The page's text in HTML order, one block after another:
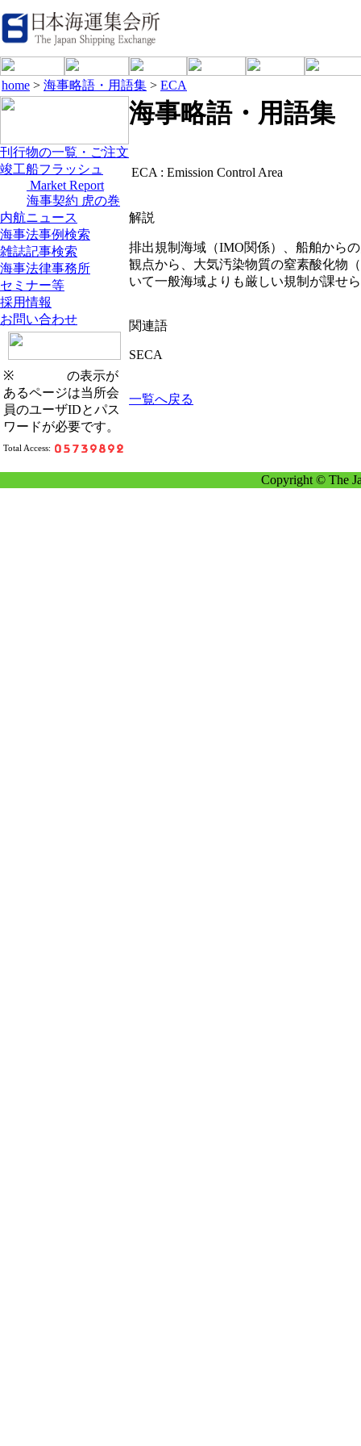
home > 海事略語・用語集 > ECA
刊行物の一覧・ご注文
竣工船フラッシュ
Market Report
海事契約 虎の巻
内航ニュース
海事法事例検索
雑誌記事検索
海事法律事務所
セミナー等
採用情報
お問い合わせ
※
の表示が
あるページは当所会
員のユーザIDとパス
ワードが必要です。
Total Access:
海事略語・用語集
ECA : Emission Control Area
解説
排出規制海域（IMO関係）、船舶から
観点から、大気汚染物質の窒素酸化物
いて一般海域よりも厳しい規制が課せ
関連語
SECA
一覧へ戻る
Copyright © The